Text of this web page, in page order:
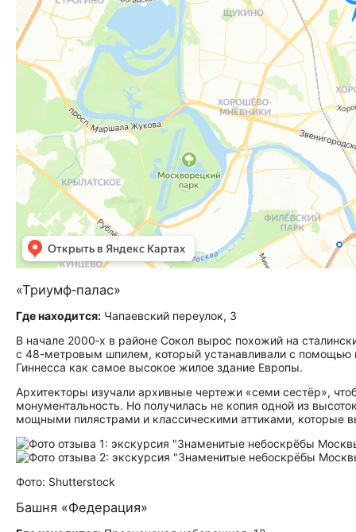
«Триумф‑палас»
Где находится: Чапаевский переулок, 3
В начале 2000‑х в районе Сокол вырос похожий на
с 48-метровым шпилем, который устанавливали с помощью
Гиннесса как самое высокое жилое здание Европы.
Архитекторы изучали архивные чертежи «семи сестёр»,
монументальность. Но получилась не копия одной из
мощными пилястрами и классическими аттиками, которые
Фото: Shutterstock
Башня «Федерация»